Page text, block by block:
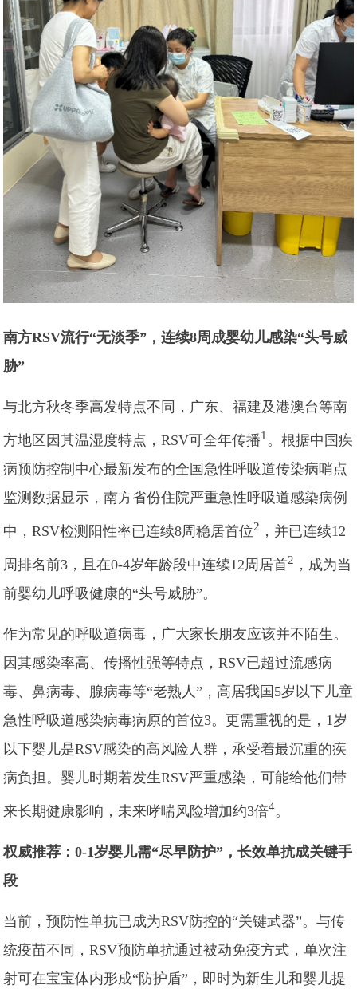
南方RSV流行“无淡季”，连续8周成婴幼儿感染“头号威
胁”
与北方秋冬季高发特点不同，广东、福建及港澳台等南
方地区因其温湿度特点，RSV可全年传播1 。根据中国疾
病预防控制中心最新发布的全国急性呼吸道传染病哨点
监测数据显示，南方省份住院严重急性呼吸道感染病例
中，RSV检测阳性率已连续8周稳居首位2 ，并已连续12
周排名前3，且在0-4岁年龄段中连续12周居首2 ，成为当
前婴幼儿呼吸健康的“头号威胁”。
作为常见的呼吸道病毒，广大家长朋友应该并不陌生。
因其感染率高、传播性强等特点，RSV已超过流感病
毒、鼻病毒、腺病毒等“老熟人”，高居我国5岁以下儿童
急性呼吸道感染病毒病原的首位3。更需重视的是，1岁
以下婴儿是RSV感染的高风险人群，承受着最沉重的疾
病负担。婴儿时期若发生RSV严重感染，可能给他们带
来长期健康影响，未来哮喘风险增加约3倍4。
权威推荐：0-1岁婴儿需“尽早防护”，长效单抗成关键手
段
当前，预防性单抗已成为RSV防控的“关键武器”。与传
统疫苗不同，RSV预防单抗通过被动免疫方式，单次注
射可在宝宝体内形成“防护盾”，即时为新生儿和婴儿提